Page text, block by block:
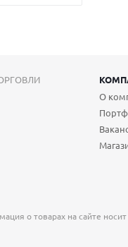
О
о товарах на сайте